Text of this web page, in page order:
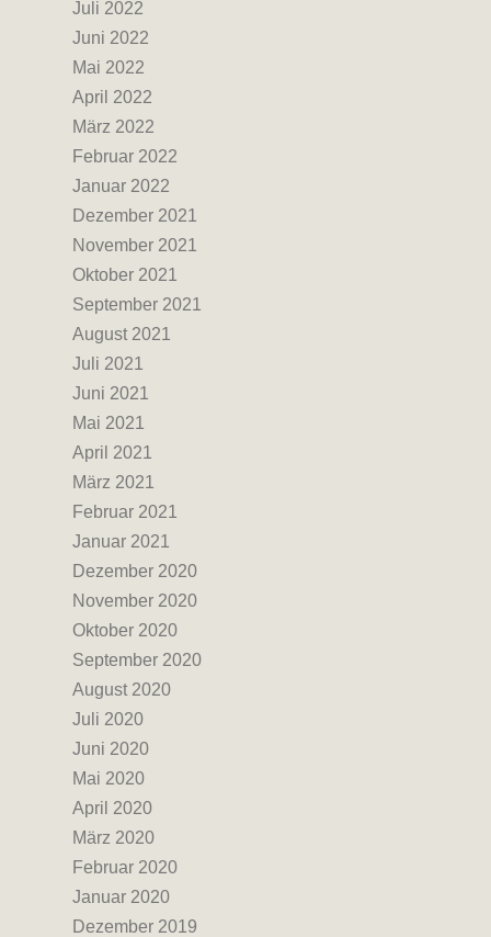
Juli 2022
Juni 2022
Mai 2022
April 2022
März 2022
Februar 2022
Januar 2022
Dezember 2021
November 2021
Oktober 2021
September 2021
August 2021
Juli 2021
Juni 2021
Mai 2021
April 2021
März 2021
Februar 2021
Januar 2021
Dezember 2020
November 2020
Oktober 2020
September 2020
August 2020
Juli 2020
Juni 2020
Mai 2020
April 2020
März 2020
Februar 2020
Januar 2020
Dezember 2019